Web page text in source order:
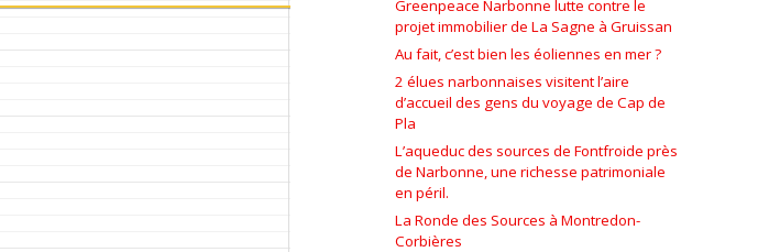
Greenpeace Narbonne lutte contre le
projet immobilier de La Sagne à Gruissan
Au fait, c’est bien les éoliennes en mer ?
2 élues narbonnaises visitent l’aire
d’accueil des gens du voyage de Cap de
Pla
L’aqueduc des sources de Fontfroide près
de Narbonne, une richesse patrimoniale
en péril.
La Ronde des Sources à Montredon-
Corbières